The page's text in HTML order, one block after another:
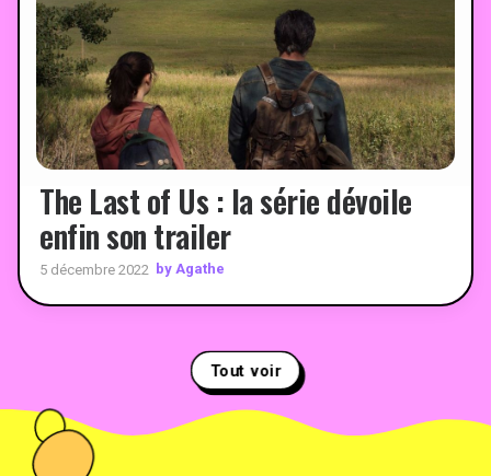
The Last of Us : la série dévoile
enfin son trailer
5 décembre 2022 by Agathe
Tout voir